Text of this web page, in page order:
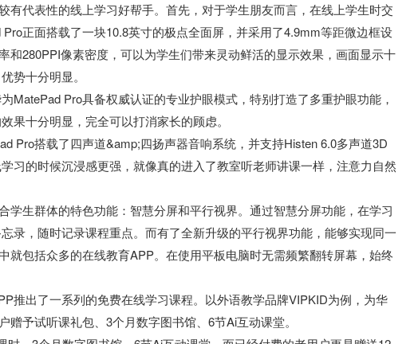
有代表性的线上学习好帮手。首先，对于学生朋友而言，在线上学生时交
正面搭载了一块10.8英寸的极点全面屏，并采用了4.9mm等距微边框设
和280PPI像素密度，可以为学生们带来灵动鲜活的显示效果，画面显示十
势十分明显。
MatePad Pro具备权威认证的专业护眼模式，特别打造了多重护眼功能，
果十分明显，完全可以打消家长的顾虑。
Pro搭载了四声道&amp;四扬声器音响系统，并支持Histen 6.0多声道3D
习的时候沉浸感更强，就像真的进入了教室听老师讲课一样，注意力自然
学生群体的特色功能：智慧分屏和平行视界。通过智慧分屏功能，在学习
录，随时记录课程重点。而有了全新升级的平行视界功能，能够实现同一
就包括众多的在线教育APP。在使用平板电脑时无需频繁翻转屏幕，始终
推出了一系列的免费在线学习课程。以外语教学品牌VIPKID为例，为华
予试听课礼包、3个月数字图书馆、6节Ai互动课堂。